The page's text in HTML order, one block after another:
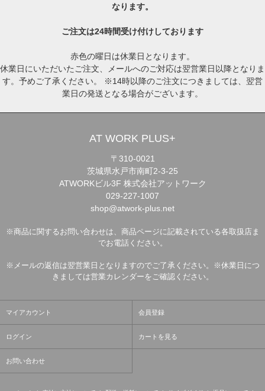
なります。
ご注文は24時間受け付けしております
赤色の曜日は休業日となります。
休業日にいただいたご注文、メールへのご対応は翌営業日以降となりま
す。予めご了承ください。 ※14時以降のご注文につきましては、翌営
業日の発送となる場合がございます。
AT WORK PLUS+
〒310-0021
茨城県水戸市南町2-3-25
ATWORKビル3F 株式会社アットワーク
029-227-1007
shop@atwork-plus.net
※商品に関するお問い合わせは、商品ページに記載されている各取扱店ま
でお電話ください。
※メールの返信は翌営業日となりますのでご了承ください。※休業日につ
きましては営業カレンダーをご確認ください。
マイアカウント 会員登録
ログイン カートを見る
お問い合わせ